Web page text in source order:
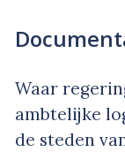
Waar
ambtelijke
de steden